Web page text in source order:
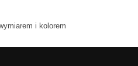
i kolorem